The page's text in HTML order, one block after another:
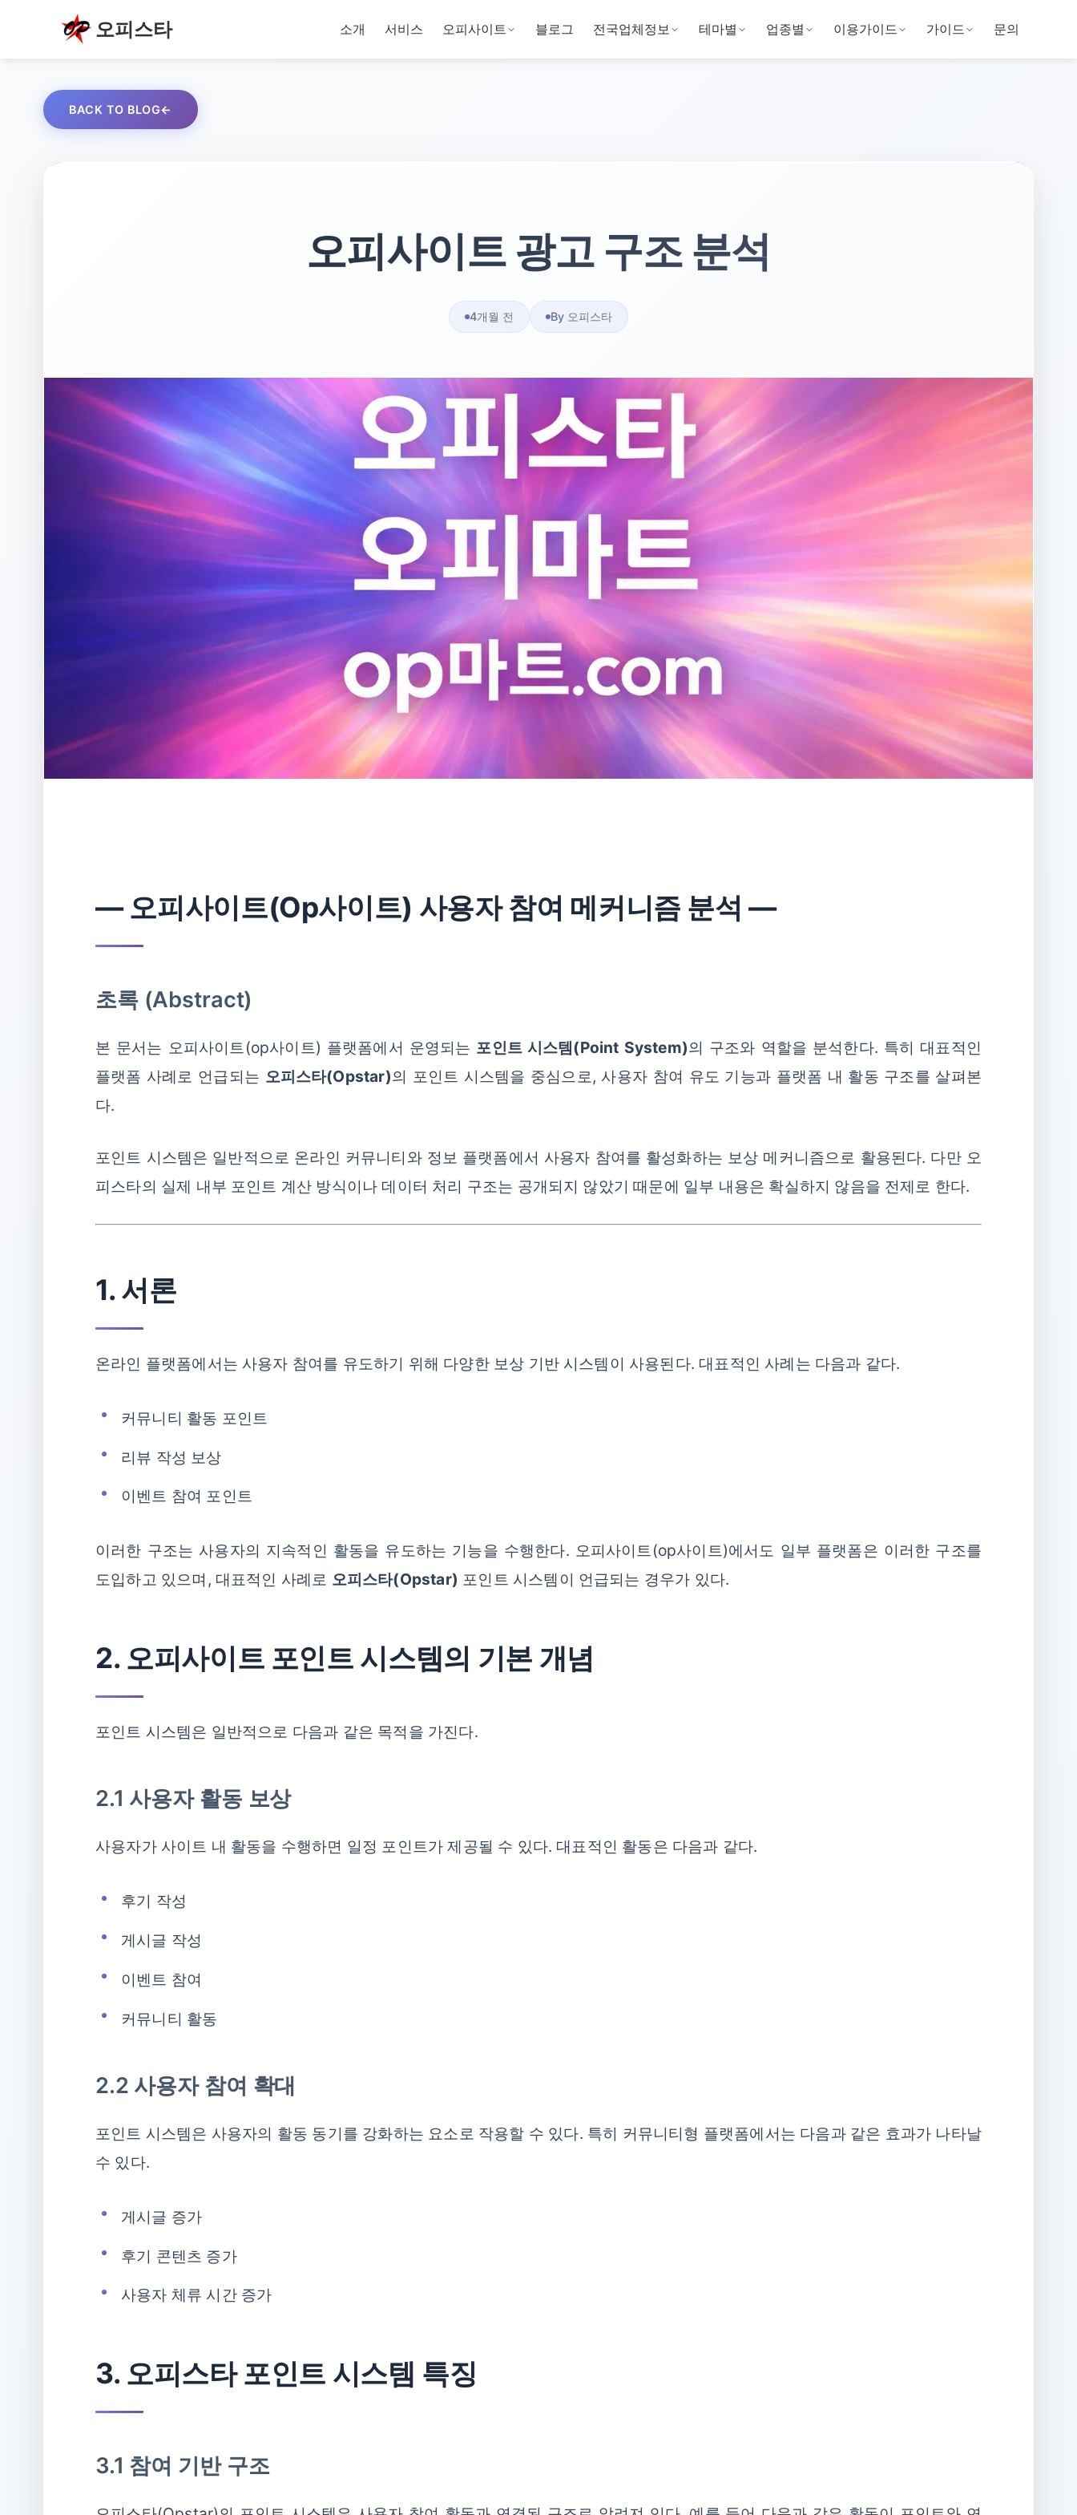
오피스타 소개 서비스 오피사이트 블로그 전국업체정보 테마별 업종별 이용가이드 가이드 문의
BACK TO BLOG
오피사이트 광고 구조 분석
4개월 전 By 오피스타
― 오피사이트(Op사이트) 사용자 참여 메커니즘 분석 ―
초록 (Abstract)
본 문서는 오피사이트(op사이트) 플랫폼에서 운영되는 포인트 시스템(Point System)의 구조와 역할을 분석한다. 특히 대표적인
플랫폼 사례로 언급되는 오피스타(Opstar)의 포인트 시스템을 중심으로, 사용자 참여 유도 기능과 플랫폼 내 활동 구조를 살펴본
다.
포인트 시스템은 일반적으로 온라인 커뮤니티와 정보 플랫폼에서 사용자 참여를 활성화하는 보상 메커니즘으로 활용된다. 다만 오
피스타의 실제 내부 포인트 계산 방식이나 데이터 처리 구조는 공개되지 않았기 때문에 일부 내용은 확실하지 않음을 전제로 한다.
1. 서론
온라인 플랫폼에서는 사용자 참여를 유도하기 위해 다양한 보상 기반 시스템이 사용된다. 대표적인 사례는 다음과 같다.
커뮤니티 활동 포인트
리뷰 작성 보상
이벤트 참여 포인트
이러한 구조는 사용자의 지속적인 활동을 유도하는 기능을 수행한다. 오피사이트(op사이트)에서도 일부 플랫폼은 이러한 구조를
도입하고 있으며, 대표적인 사례로 오피스타(Opstar) 포인트 시스템이 언급되는 경우가 있다.
2. 오피사이트 포인트 시스템의 기본 개념
포인트 시스템은 일반적으로 다음과 같은 목적을 가진다.
2.1 사용자 활동 보상
사용자가 사이트 내 활동을 수행하면 일정 포인트가 제공될 수 있다. 대표적인 활동은 다음과 같다.
후기 작성
게시글 작성
이벤트 참여
커뮤니티 활동
2.2 사용자 참여 확대
포인트 시스템은 사용자의 활동 동기를 강화하는 요소로 작용할 수 있다. 특히 커뮤니티형 플랫폼에서는 다음과 같은 효과가 나타날
수 있다.
게시글 증가
후기 콘텐츠 증가
사용자 체류 시간 증가
3. 오피스타 포인트 시스템 특징
3.1 참여 기반 구조